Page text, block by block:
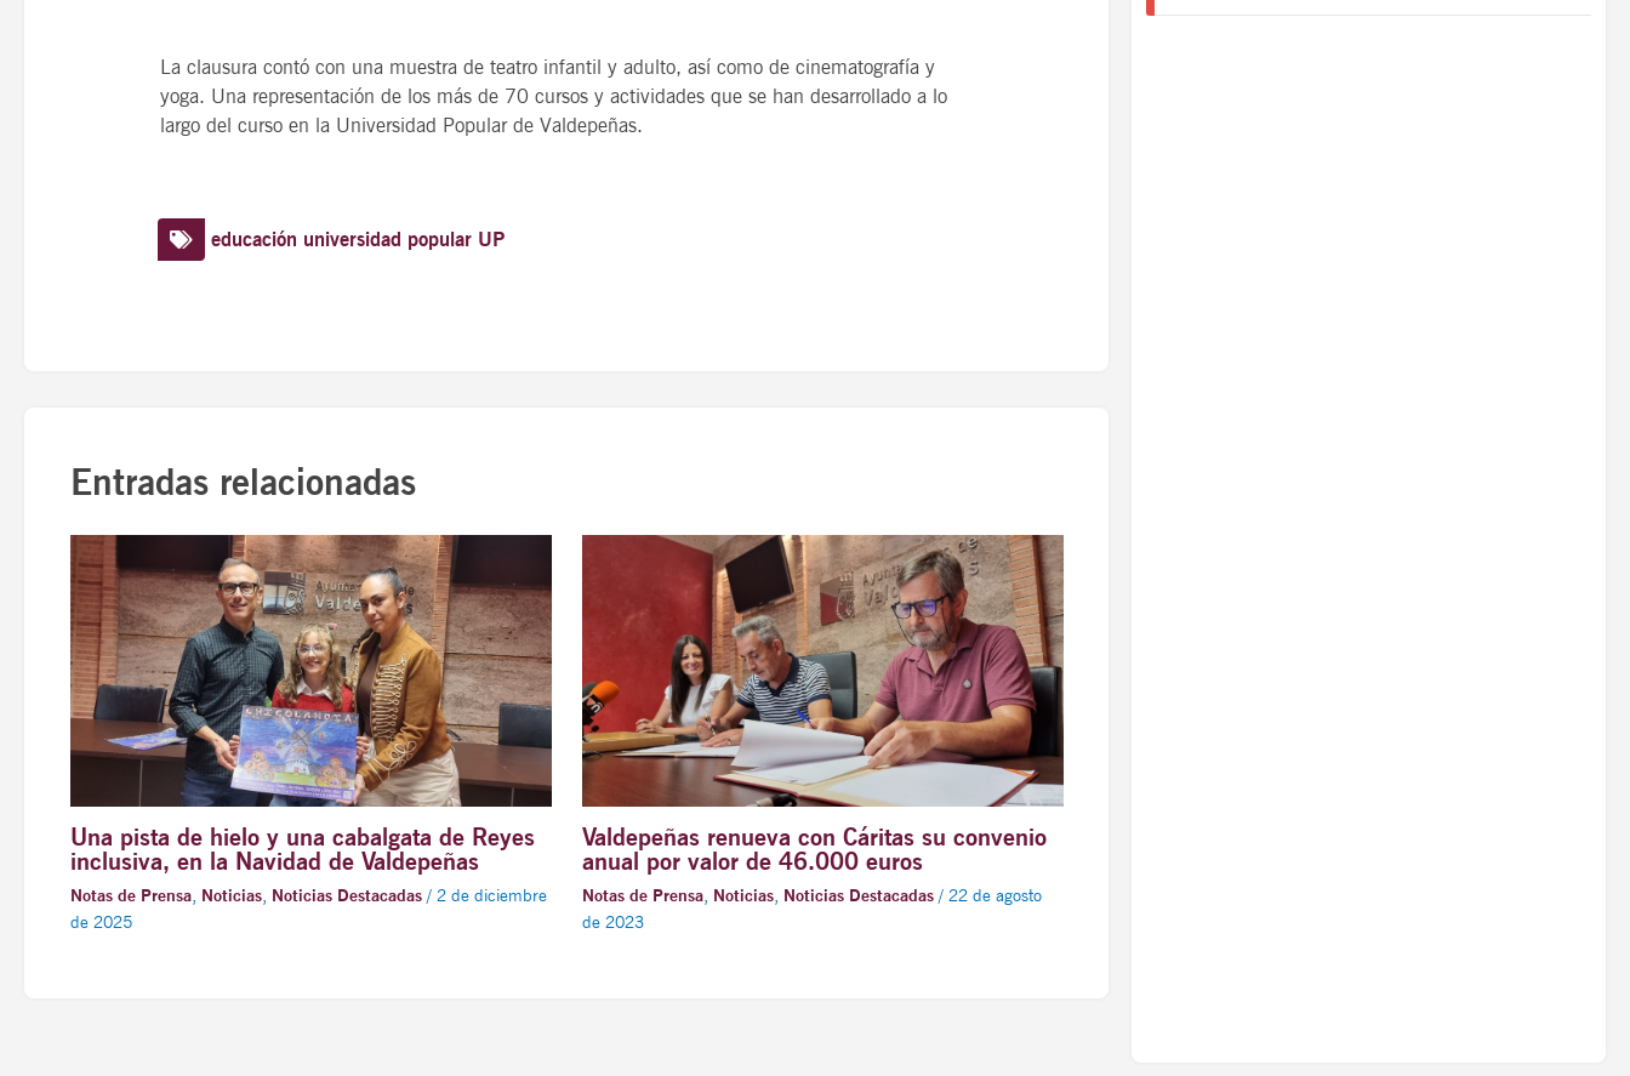
La clausura contó con una muestra de teatro infantil y adulto, así como de cinematografía y
yoga. Una representación de los más de 70 cursos y actividades que se han desarrollado a lo
largo del curso en la Universidad Popular de Valdepeñas.
educación universidad popular UP
Entradas relacionadas
Una pista de hielo y una cabalgata de Reyes
inclusiva, en la Navidad de Valdepeñas
Notas de Prensa, Noticias, Noticias Destacadas/ 2 de diciembre
de 2025
Valdepeñas renueva con Cáritas su convenio
anual por valor de 46.000 euros
Notas de Prensa, Noticias, Noticias Destacadas/ 22 de agosto
de 2023